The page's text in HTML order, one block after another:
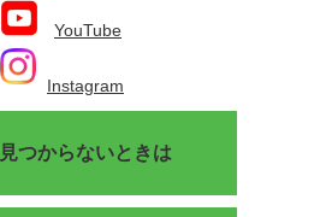
YouTube
Instagram
見つからないときは